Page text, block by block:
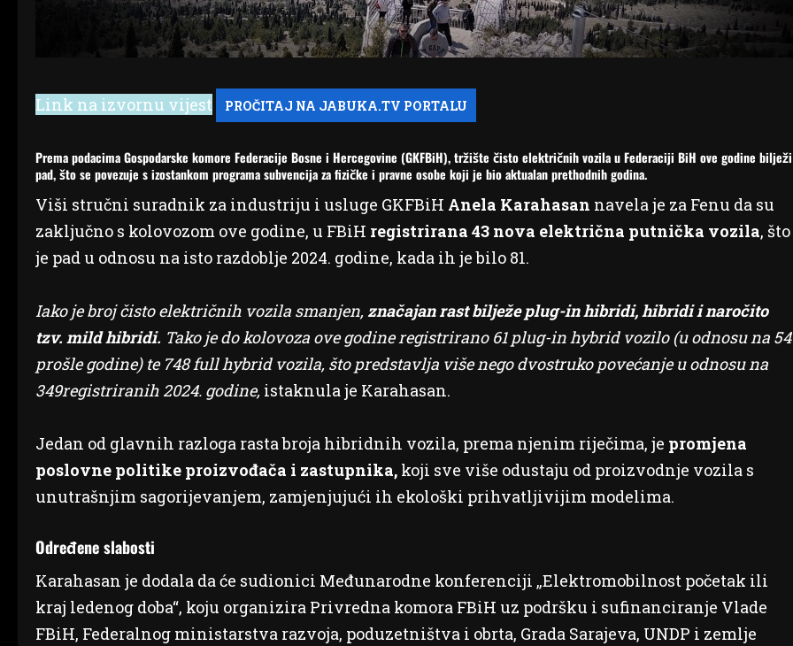
Link na izvornu vijest
Prema podacima Gospodarske komore Federacije Bosne i Hercegovine (GKFBiH), tržište čisto električnih vozila u Federaciji BiH ove godine bilježi
pad, što se povezuje s izostankom programa subvencija za fizičke i pravne osobe koji je bio aktualan prethodnih godina.
Viši stručni suradnik za industriju i usluge GKFBiH Anela Karahasan navela je za Fenu da su
zaključno s kolovozom ove godine, u FBiH registrirana 43 nova električna putnička vozila, što
je pad u odnosu na isto razdoblje 2024. godine, kada ih je bilo 81.
Iako je broj čisto električnih vozila smanjen, značajan rast bilježe plug-in hibridi, hibridi i naročito
tzv. mild hibridi. Tako je do kolovoza ove godine registrirano 61 plug-in hybrid vozilo (u odnosu na 54
prošle godine) te 748 full hybrid vozila, što predstavlja više nego dvostruko povećanje u odnosu na
349registriranih 2024. godine, istaknula je Karahasan.
Jedan od glavnih razloga rasta broja hibridnih vozila, prema njenim riječima, je promjena
poslovne politike proizvođača i zastupnika, koji sve više odustaju od proizvodnje vozila s
unutrašnjim sagorijevanjem, zamjenjujući ih ekološki prihvatljivijim modelima.
Određene slabosti
Karahasan je dodala da će sudionici Međunarodne konferenciji „Elektromobilnost početak ili
kraj ledenog doba“, koju organizira Privredna komora FBiH uz podršku i sufinanciranje Vlade
FBiH, Federalnog ministarstva razvoja, poduzetništva i obrta, Grada Sarajeva, UNDP i zemlje